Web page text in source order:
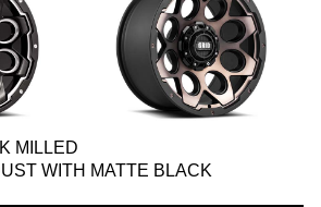
MILLED
WITH MATTE BLACK